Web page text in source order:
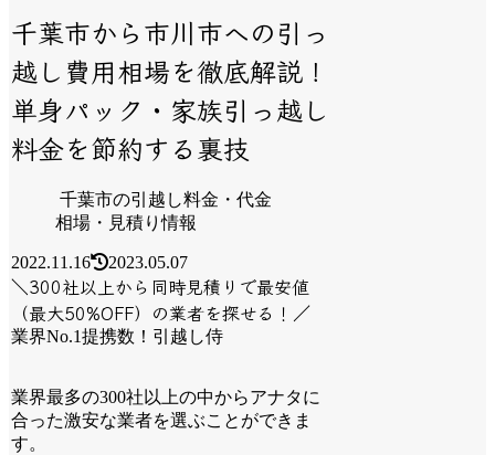
千葉市から市川市への引っ
越し費用相場を徹底解説！
単身パック・家族引っ越し
料金を節約する裏技
千葉市の引越し料金・代金
相場・見積り情報
2022.11.16 2023.05.07
＼300社以上から同時見積りで最安値
（最大50%OFF）の業者を探せる！／
業界No.1提携数！引越し侍
業界最多の300社以上の中からアナタに
合った激安な業者を選ぶことができま
す。